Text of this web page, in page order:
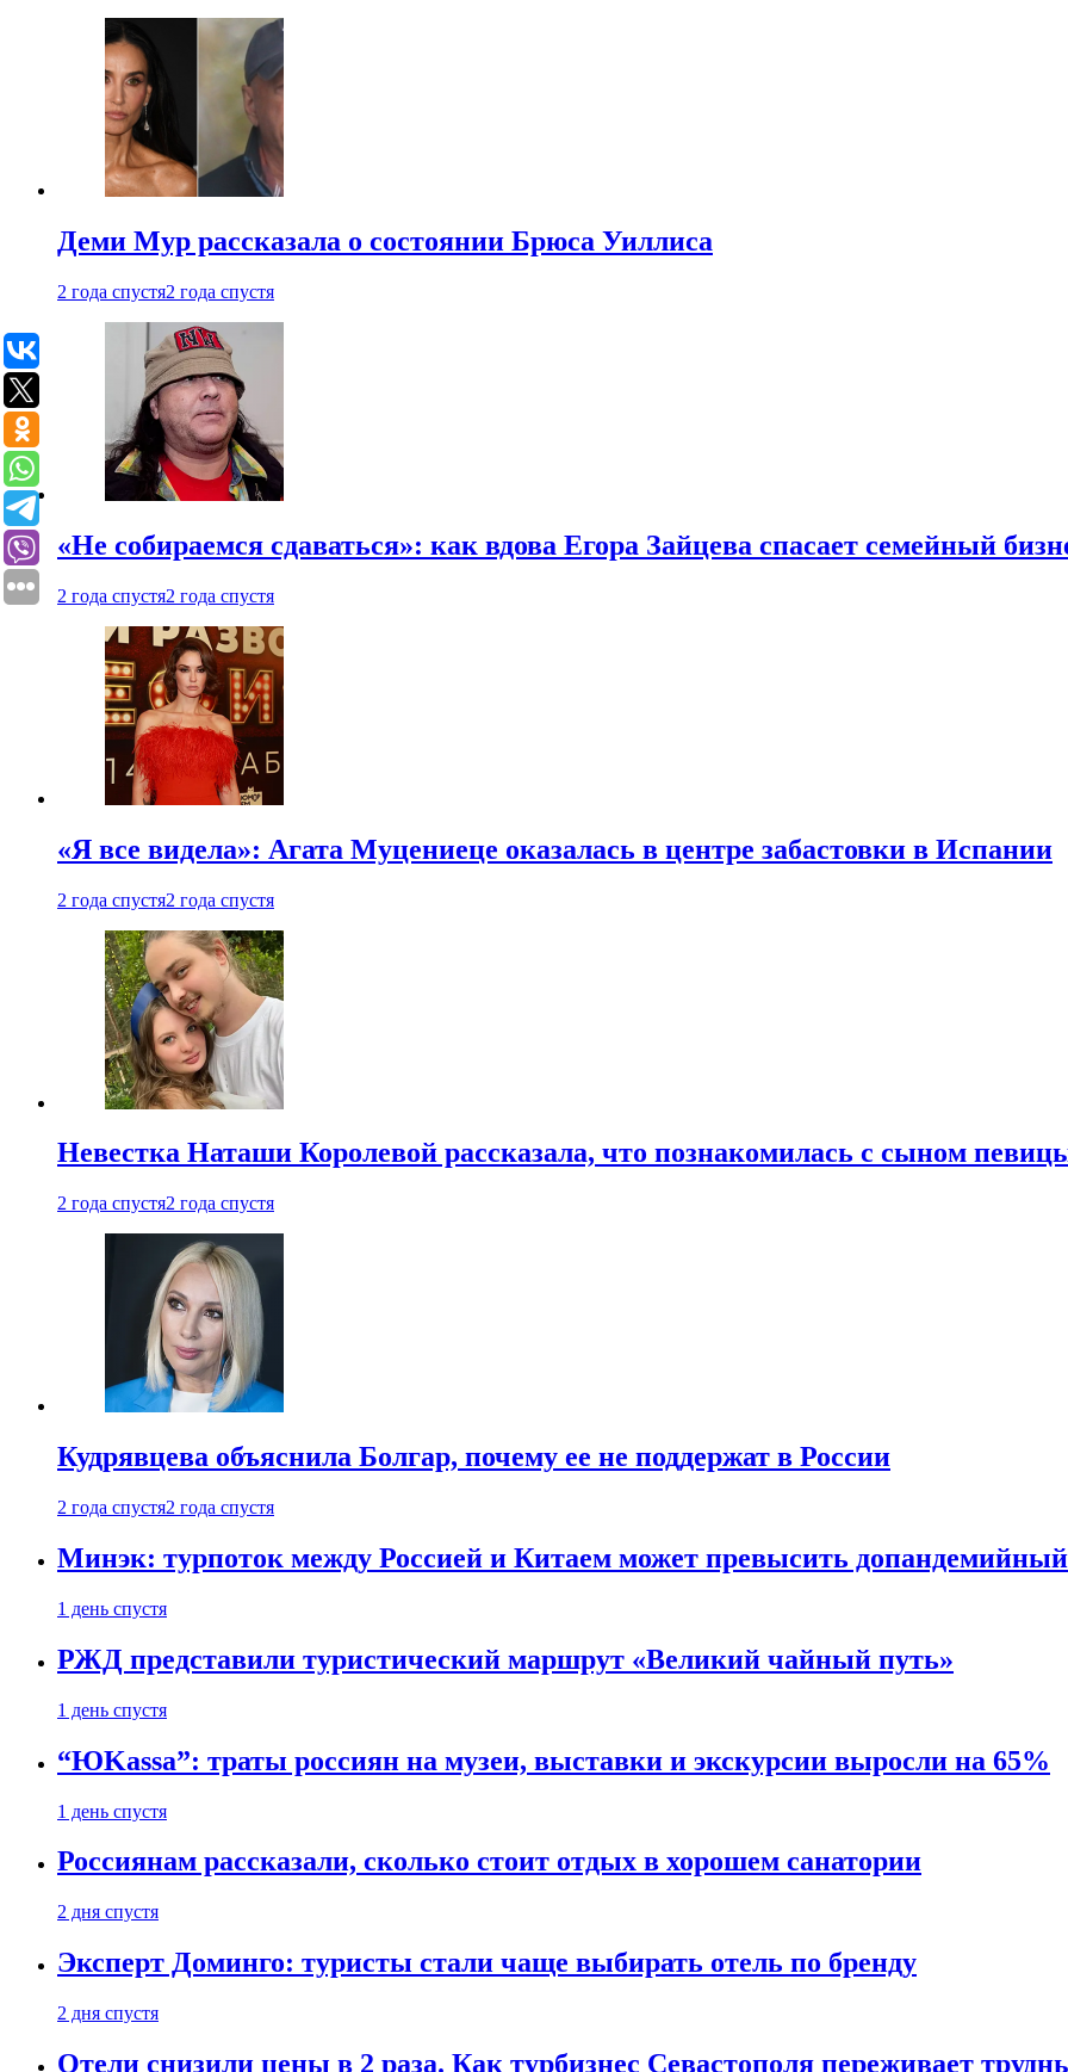
Деми Мур рассказала о состоянии Брюса Уиллиса
2 года спустя2 года спустя
«Не собираемся сдаваться»: как вдова Егора Зайцева спасает семейный
2 года спустя2 года спустя
«Я все видела»: Агата Муцениеце оказалась в центре забастовки в Испании
2 года спустя2 года спустя
Невестка Наташи Королевой рассказала, что познакомилась с сыном
2 года спустя2 года спустя
Кудрявцева объяснила Болгар, почему ее не поддержат в России
2 года спустя2 года спустя
Минэк: турпоток между Россией и Китаем может превысить
1 день спустя
РЖД представили туристический маршрут «Великий чайный путь»
1 день спустя
“ЮKassa”: траты россиян на музеи, выставки и экскурсии выросли на 65%
1 день спустя
Россиянам рассказали, сколько стоит отдых в хорошем санатории
2 дня спустя
Эксперт Доминго: туристы стали чаще выбирать отель по бренду
2 дня спустя
Отели снизили цены в 2 раза. Как турбизнес Севастополя переживает